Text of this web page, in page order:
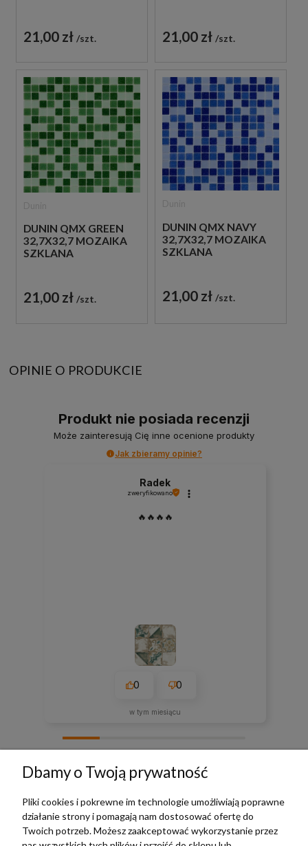
21,00 zł szt. 21,00 zł szt.
DUNIN QMX GREEN
32,7X32,7 MOZAIKA
SZKLANA
21,00 zł szt.
DUNIN QMX NAVY
32,7X32,7 MOZAIKA
SZKLANA
21,00 zł szt.
OPINIE O PRODUKCIE
Produkt nie posiada recenzji
Może zainteresują Cię inne ocenione produkty
Jak zbieramy opinie?
Radek
zweryfikowano
🔥🔥🔥🔥
0 0
w tym miesiącu
TERRADECO
Dbamy o Twoją prywatność
Pliki cookies i pokrewne im technologie umożliwiają poprawne
działanie strony i pomagają nam dostosować ofertę do
Twoich potrzeb. Możesz zaakceptować wykorzystanie przez